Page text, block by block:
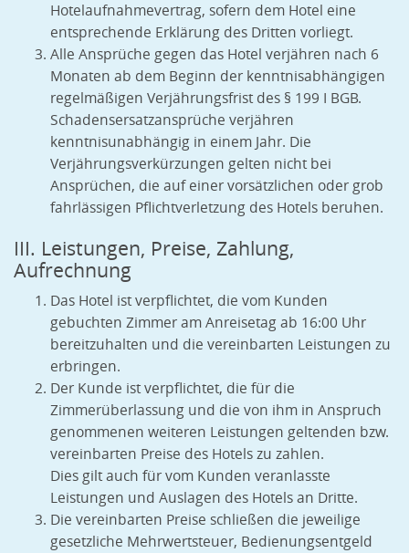
Hotelaufnahmevertrag, sofern dem Hotel eine
entsprechende Erklärung des Dritten vorliegt.
Alle Ansprüche gegen das Hotel verjähren nach 6
Monaten ab dem Beginn der kenntnisabhängigen
regelmäßigen Verjährungsfrist des § 199 I BGB.
Schadensersatzansprüche verjähren
kenntnisunabhängig in einem Jahr. Die
Verjährungsverkürzungen gelten nicht bei
Ansprüchen, die auf einer vorsätzlichen oder grob
fahrlässigen Pflichtverletzung des Hotels beruhen.
III. Leistungen, Preise, Zahlung,
Aufrechnung
Das Hotel ist verpflichtet, die vom Kunden
gebuchten Zimmer am Anreisetag ab 16:00 Uhr
bereitzuhalten und die vereinbarten Leistungen zu
erbringen.
Der Kunde ist verpflichtet, die für die
Zimmerüberlassung und die von ihm in Anspruch
genommenen weiteren Leistungen geltenden bzw.
vereinbarten Preise des Hotels zu zahlen.
Dies gilt auch für vom Kunden veranlasste
Leistungen und Auslagen des Hotels an Dritte.
Die vereinbarten Preise schließen die jeweilige
gesetzliche Mehrwertsteuer, Bedienungsentgeld